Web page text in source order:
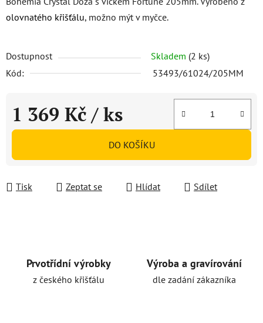
olovnatého křišťálu, možno mýt v myčce.
Dostupnost Skladem (2 ks)
Kód:
53493/61024/205MM
1 369 Kč / ks
Měrná cena:
DO KOŠÍKU
Tisk Zeptat se Hlídat Sdílet
Prvotřídní výrobky
z českého křišťálu
Výroba a gravírování
dle zadání zákazníka